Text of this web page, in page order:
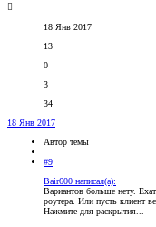
18 Янв 2017
13
0
3
34
18 Янв 2017
Автор темы
#9
Bair600 написал(а):
Вариантов больше нету.
роутера. Или пусть клиент
Нажмите для раскрытия...